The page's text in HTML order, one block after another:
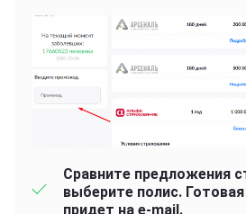
Сравните предложения
выберите полис.
придет на e-mail.